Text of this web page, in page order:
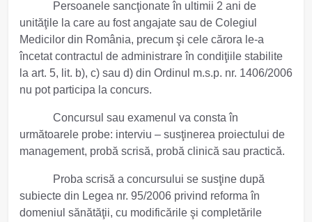
Persoanele sancţionate în ultimii 2 ani de
unităţile la care au fost angajate sau de Colegiul
Medicilor din România, precum şi cele cărora le-a
încetat contractul de administrare în condiţiile stabilite
la art. 5, lit. b), c) sau d) din Ordinul m.s.p. nr. 1406/2006
nu pot participa la concurs.
Concursul sau examenul va consta în
următoarele probe: interviu ‒ susţinerea proiectului de
management, probă scrisă, probă clinică sau practică.
Proba scrisă a concursului se susţine după
subiecte din Legea nr. 95/2006 privind reforma în
domeniul sănătăţii, cu modificările şi completările